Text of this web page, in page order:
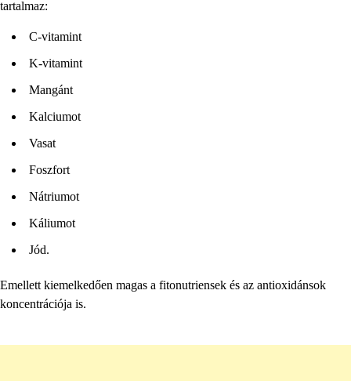
tartalmaz:
C-vitamint
K-vitamint
Mangánt
Kalciumot
Vasat
Foszfort
Nátriumot
Káliumot
Jód.
Emellett kiemelkedően magas a fitonutriensek és az antioxidánsok
koncentrációja is.